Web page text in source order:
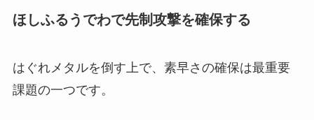
ほしふるうでわで先制攻撃を確保する
はぐれメタルを倒す上で、素早さの確保は最重要
課題の一つです。